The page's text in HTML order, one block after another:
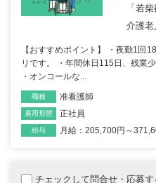
「若
介護老
【おすすめポイント】 ・夜勤1回
リです。 ・年間休日115日、残業
・オンコールな...
職種 准看護師
雇用形態 正社員
給与 月給：205,700円～
チェックして問合せ・応募す